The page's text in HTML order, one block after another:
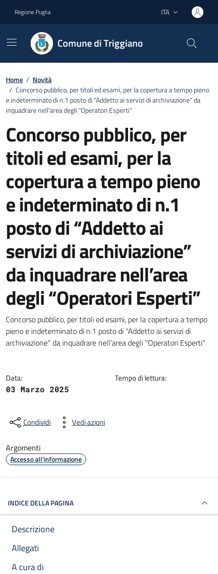
Regione Puglia Lingua attiva:
ITA
Comune di Triggiano
Home / Novità
/ Concorso pubblico, per titoli ed esami, per la copertura a tempo pieno
e indeterminato di n.1 posto di “Addetto ai servizi di archiviazione” da
inquadrare nell’area degli “Operatori Esperti”
Concorso pubblico, per
titoli ed esami, per la
copertura a tempo pieno
e indeterminato di n.1
posto di “Addetto ai
servizi di archiviazione”
da inquadrare nell’area
degli “Operatori Esperti”
Dettagli della notizia
Concorso pubblico, per titoli ed esami, per la copertura a tempo
pieno e indeterminato di n.1 posto di "Addetto ai servizi di
archiviazione" da inquadrare nell'area degli "Operatori Esperti"
Data:
03 Marzo 2025
Tempo di lettura:
Condividi Vedi azioni
Argomenti
Accesso all'informazione
INDICE DELLA PAGINA
Descrizione
Allegati
A cura di